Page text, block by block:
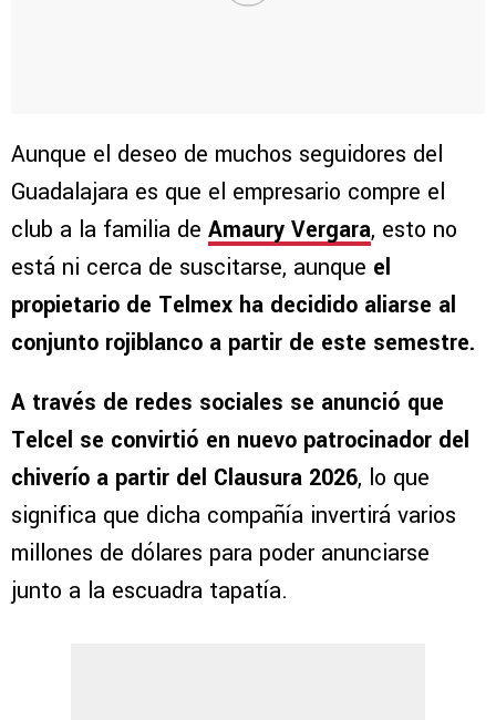
Aunque el deseo de muchos seguidores del
Guadalajara es que el empresario compre el
club a la familia de Amaury Vergara, esto no
está ni cerca de suscitarse, aunque el
propietario de Telmex ha decidido aliarse al
conjunto rojiblanco a partir de este semestre.
A través de redes sociales se anunció que
Telcel se convirtió en nuevo patrocinador del
chiverío a partir del Clausura 2026, lo que
significa que dicha compañía invertirá varios
millones de dólares para poder anunciarse
junto a la escuadra tapatía.